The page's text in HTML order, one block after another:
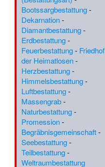
Bootssargbestattung-
Dekarnation-
Diamantbestattung-
Erdbestattung-
Feuerbestattung- Friedhof
der Heimatlosen-
Herzbestattung-
Himmelsbestattung-
Luftbestattung-
Massengrab-
Naturbestattung-
Promession-
Begräbnisgemeinschaft-
Seebestattung-
Teilbestattung-
Weltraumbestattung